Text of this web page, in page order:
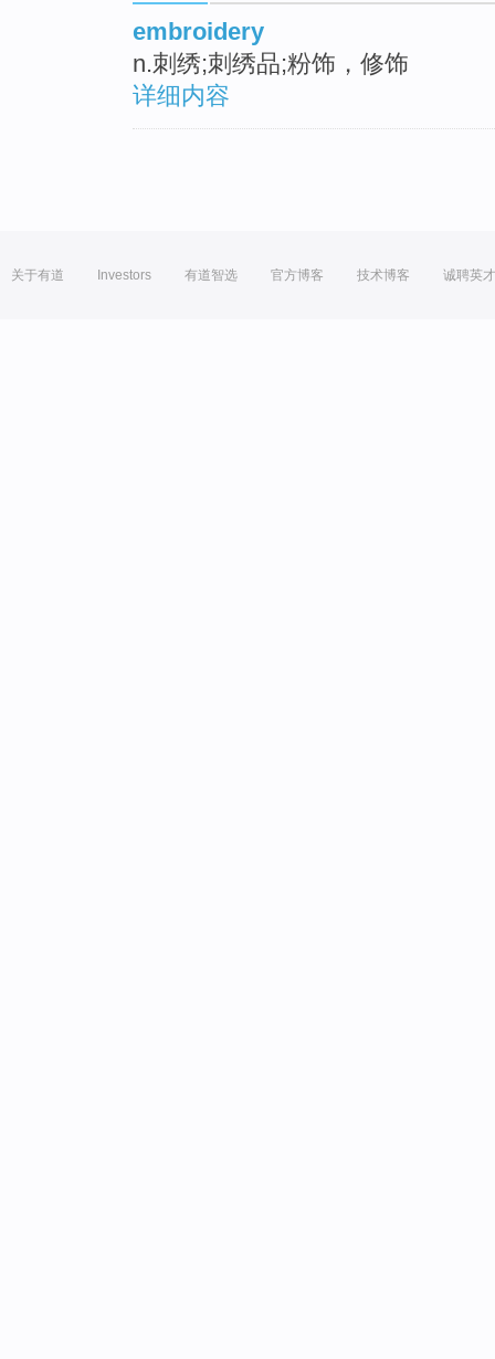
embroidery
n.刺绣;刺绣品;粉饰，修饰
详细内容
关于有道 Investors 有道智选 官方博客 技术博客 诚聘英才